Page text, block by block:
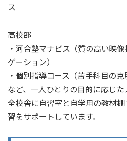
ス
高校部
・河合塾マナビス（質の高い映
ゲーション）
・個別指導コース（苦手科目の
など、一人ひとりの目的に応じた
全校舎に自習室と自学用の教材
習をサポートしています。